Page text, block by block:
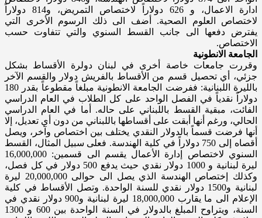
ادارة الاعمال، و 626 دولاراً لاختصاص التمريض، و814 دولاراً
لاختصاص العلوم الصحية. أضف الى ذلك الرسوم الأخرى التي
يفترض دفعها الى جانب القسط السنوي والتي تتفاوت حسب
الاختصاص.
الجامعة الانطونية
وقررت جامعات خاصة أخرى في لبنان دولرة الأقساط بشكل
جزئي، أي تحصيل قسم من الأقساط بالفريش دولار والقسم الآخر
بالليرة اللبنانية: ففرضت الجامعة الانطونية مبلغاً مقطوعاً بقدر 180
دولاراً نقدياً في الفصل الواحد على كل الطلاب في العام الدراسي
الفائت، مبقية القسط باللبناني على حاله. أما في العام الدراسي
الحالي، ورغم أنها أبقت على أقساطها باللبناني من دون أي تعديل، إلا
أنها فرضت قسماً بالدولار النقدي يختلف بين اختصاص وآخر، ويصل
أقصاه إلى 750 دولاراً في كلية الهندسة. فعلى سبيل المثال، القسط
السنوي لاختصاص إدارة الأعمال يقسم الى قسمين: 16,000,000
ليرة لبنانية و 1000 دولار نقدي حيث يدفع 500 دولار في كل فصل،
وكذلك إختصاص الهندسة الذي يصل الى حوالى 20,000,000 ليرة
لبنانية و1500 دولار نقدي للسنة الواحدة. وتصل الأقساط في كلية
الإعلام الى ما يقارب 18,000,000 ليرة لبنانية و900 دولار نقدي في
السنة، ويتراوح المبلغ بالدولار في السنة الواحدة بين 600 و 1300